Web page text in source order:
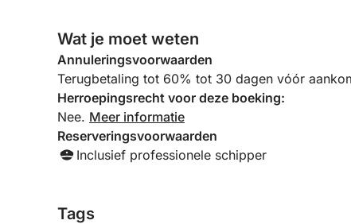
Wat je moet weten
Annuleringsvoorwaarden
Terugbetaling tot 60% tot 30 dagen vóór
Herroepingsrecht voor deze boeking:
Nee. Meer informatie
Reserveringsvoorwaarden
Inclusief professionele schipper
Tags